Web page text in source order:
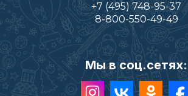
+7 (495) 748-95-37
8-800-550-49-49
Мы в соц.сетях: